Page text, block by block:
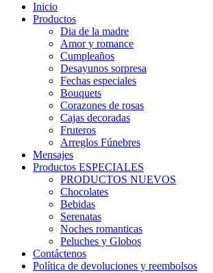
Inicio
Productos
Dia de la madre
Amor y romance
Cumpleaños
Desayunos sorpresa
Fechas especiales
Bouquets
Corazones de rosas
Cajas decoradas
Fruteros
Arreglos Fúnebres
Mensajes
Productos ESPECIALES
PRODUCTOS NUEVOS
Chocolates
Bebidas
Serenatas
Noches romanticas
Peluches y Globos
Contáctenos
Política de devoluciones y reembolsos